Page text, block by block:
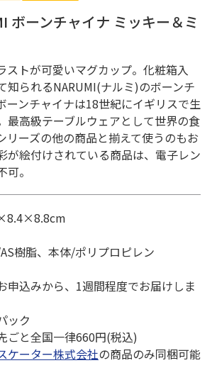
ボーンチャイナ ミッキー＆ミ
ストが可愛いマグカップ。化粧箱入
知られるNARUMI(ナルミ)のボーンチ
ーンチャイナは18世紀にイギリスで生
最高級テーブルウェアとして世界の食
リーズの他の商品と揃えて使うのもお
が絵付けされている商品は、電子レン
。
樹脂、本体/ポリプロピレン
込みから、1週間程度でお届けしま
ック
と全国一律660円(税込)
ケーター株式会社の商品のみ同梱可能